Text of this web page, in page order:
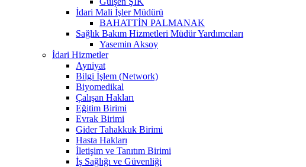
İdari Mali İşler Müdürü
BAHATTİN PALMANAK
Sağlık Bakım Hizmetleri Müdür Yardımcıları
Yasemin Aksoy
İdari Hizmetler
Ayniyat
Bilgi İşlem (Network)
Biyomedikal
Çalışan Hakları
Eğitim Birimi
Evrak Birimi
Gider Tahakkuk Birimi
Hasta Hakları
İletişim ve Tanıtım Birimi
İş Sağlığı ve Güvenliği